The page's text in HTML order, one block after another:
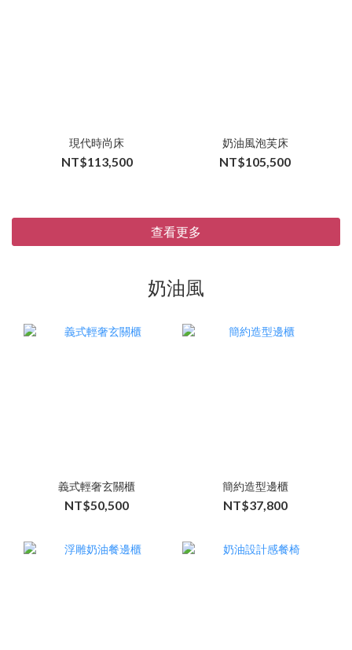
現代時尚床
NT$113,500
奶油風泡芙床
NT$105,500
查看更多
奶油風
義式輕奢玄關櫃
NT$50,500
簡約造型邊櫃
NT$37,800